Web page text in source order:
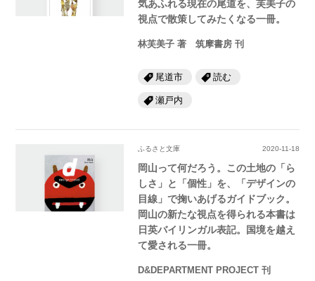
気あふれる現在の尾道を、芙美子の
視点で散策してみたくなる一冊。
林芙美子 著 筑摩書房 刊
尾道市 読む
瀬戸内
ふるさと文庫 2020-11-18
岡山って何だろう。この土地の「ら
しさ」と「個性」を、「デザインの
目線」で掬いあげるガイドブック。
岡山の新たな視点を得られる本書は
日英バイリンガル表記。国境を越え
て愛される一冊。
D&DEPARTMENT PROJECT 刊